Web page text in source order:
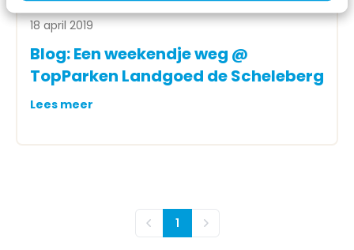
18 april 2019
Blog: Een weekendje weg @
TopParken Landgoed de Scheleberg
Lees meer
Vorige 1 Volgende